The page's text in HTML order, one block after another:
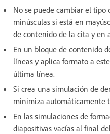
No se puede cambiar el
minúsculas si está en
de contenido de la cita y en
En un bloque de contenido
líneas y aplica formato a
última línea.
Si crea una simulación de
minimiza automáticamente
En las simulaciones de
diapositivas vacías al final